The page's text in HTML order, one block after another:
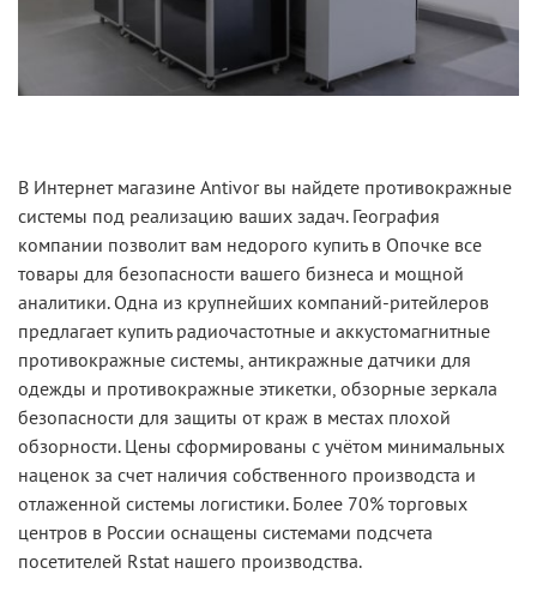
В Интернет магазине Antivor вы найдете противокражные
системы под реализацию ваших задач. География
компании позволит вам недорого купить в Опочке все
товары для безопасности вашего бизнеса и мощной
аналитики. Одна из крупнейших компаний-ритейлеров
предлагает купить радиочастотные и аккустомагнитные
противокражные системы, антикражные датчики для
одежды и противокражные этикетки, обзорные зеркала
безопасности для защиты от краж в местах плохой
обзорности. Цены сформированы с учётом минимальных
наценок за счет наличия собственного производста и
отлаженной системы логистики. Более 70% торговых
центров в России оснащены системами подсчета
посетителей Rstat нашего производства.